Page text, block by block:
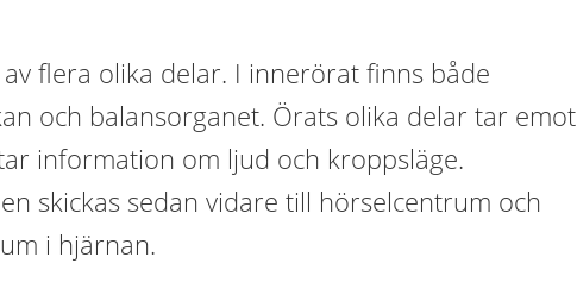
flera olika delar. I innerörat finns både
och balansorganet. Örats olika delar tar emot
information om ljud och kroppsläge.
skickas sedan vidare till hörselcentrum och
i hjärnan.